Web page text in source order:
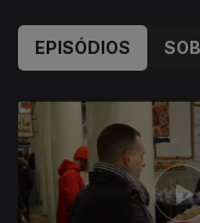
EPISÓDIOS